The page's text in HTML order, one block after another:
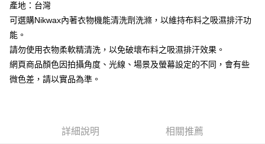
１．簡單：不需註冊會員、不需綁卡、不需儲值。
２．便利：只要手機號碼，簡訊認證，即可結帳。
３．安心：先確認商品／服務後，再付款。
【「AFTEE先享後付」結帳流程】
１．於結帳方式選擇「AFTEE先享後付」後，將跳轉至「AFTEE先享後付」
２．訂單成立數日內，您將收到繳費通知簡訊。
購買商品的店家。未經商家同意取消之訂單仍視為有效，需透過AFTEE先享
後付繳納相關費用。
貨到付款
運送方式
全家取貨付款
每筆NT$60，滿NT$499(含以上)免運費
產地：台灣
可選購Nikwax內著衣物機能清洗劑洗滌，以維持布料之吸濕排汗功
能。
請勿使用衣物柔軟精清洗，以免破壞布料之吸濕排汗效果。
網頁商品顏色因拍攝角度、光線、場景及螢幕設定的不同，會有些
微色差，請以實品為準。
詳細說明 相關推薦